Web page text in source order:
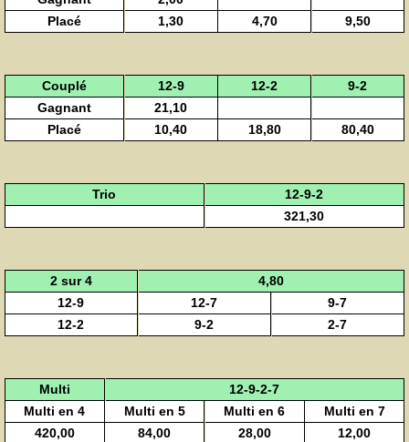
Placé
1,30 4,70 9,50
Couplé 12-9 12-2
9-2
Gagnant
21,10
Placé
10,40 18,80 80,40
Trio
12-9-2
321,30
2 sur 4
4,80
12-9
12-7
9-7
12-2
9-2 2-7
Multi
12-9-2-7
Multi en 4
Multi en 5 Multi en 6
Multi en 7
420,00
84,00 28,00 12,00